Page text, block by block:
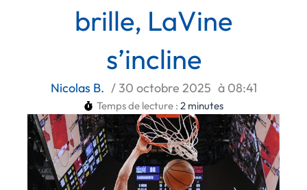
brille, LaVine
s’incline
Nicolas B. /30 octobre 2025 à 08:41
Temps de lecture : 2 minutes